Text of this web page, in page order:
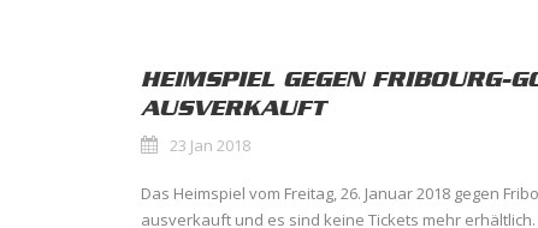
HEIMSPIEL GEGEN FRIBOURG-
AUSVERKAUFT
23 Jan 2018
Das Heimspiel vom Freitag, 26. Januar 2018 gegen
ausverkauft und es sind keine Tickets mehr